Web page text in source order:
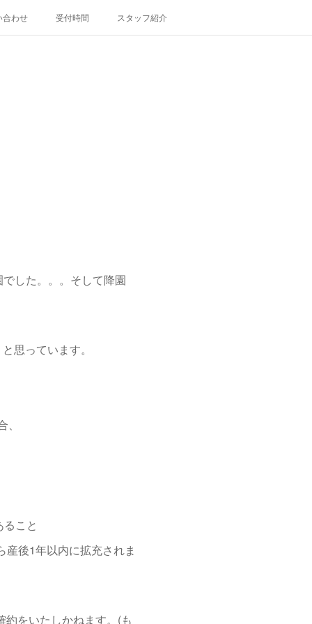
合わせ 受付時間 スタッフ紹介
した。。。そして降園
思っています。
こと
後1年以内に拡充されま
をいたしかねます。(も